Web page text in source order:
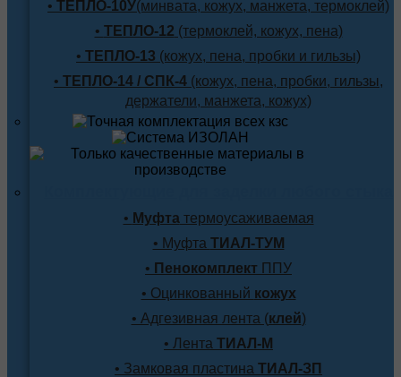
• ТЕПЛО-10У(минвата, кожух, манжета, термоклей)
• ТЕПЛО-12 (термоклей, кожух, пена)
• ТЕПЛО-13 (кожух, пена, пробки и гильзы)
• ТЕПЛО-14 / СПК-4 (кожух, пена, пробки, гильзы,
держатели, манжета, кожух)
• Муфтатермоусаживаемая
• Муфта ТИАЛ-ТУМ
• Пенокомплект ППУ
• Оцинкованный кожух
• Адгезивная лента (клей)
• Лента ТИАЛ-М
• Замковая пластина ТИАЛ-ЗП